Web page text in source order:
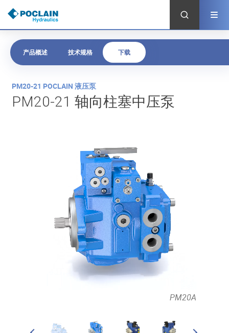
转
主
产品概述 技术规格 下载
PM20-21 POCLAIN 液压泵
PM20-21 轴向柱塞中压泵
PM20A